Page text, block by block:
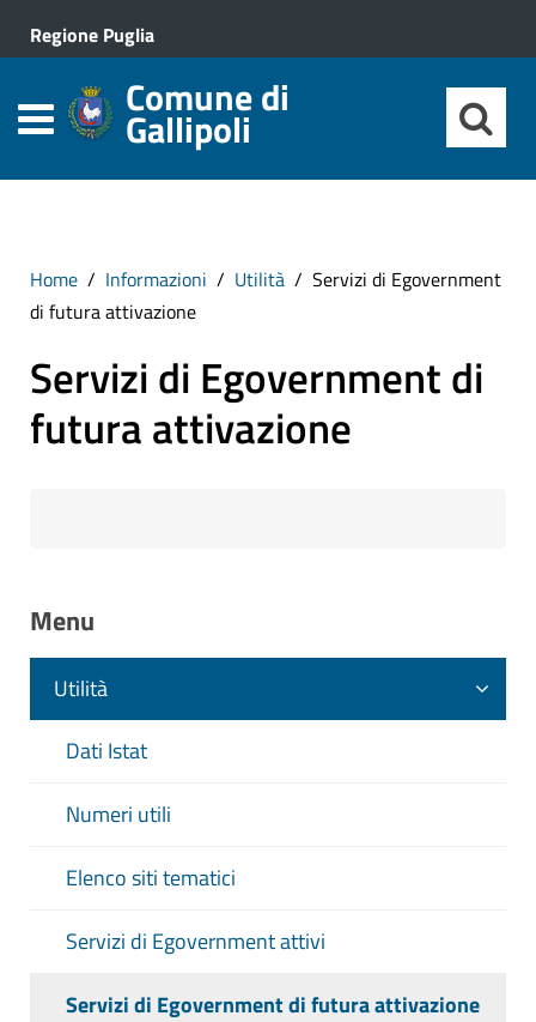
Regione Puglia
Comune di
Gallipoli
Home Informazioni Utilità
Servizi di Egovernment
di futura attivazione
Servizi di Egovernment di
futura attivazione
Menu
Utilità
Dati Istat
Numeri utili
Elenco siti tematici
Servizi di Egovernment attivi
Servizi di Egovernment di futura attivazione